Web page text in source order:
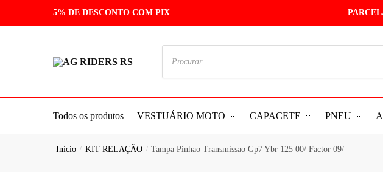
5% DE DESCONTO COM PIX
Todos os produtos VESTUÁRIO MOTO CAPACETE PNEU
Início / KIT RELAÇÃO / Tampa Pinhao Transmissao Gp7 Ybr 125 00/ Factor 09/